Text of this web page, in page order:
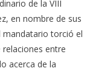
de la VIII
en nombre de sus
mandatario torció el
entre
acerca de la